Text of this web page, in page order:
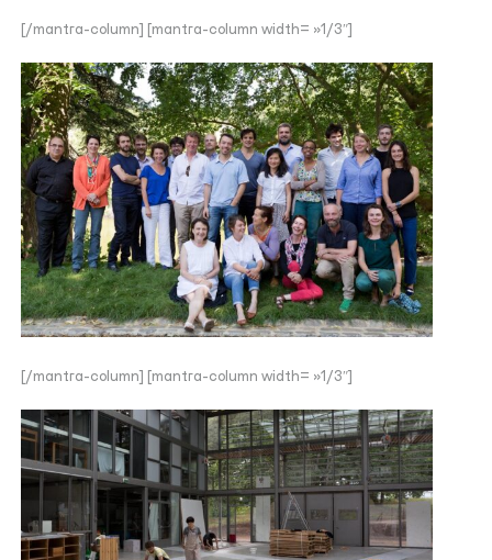
[/mantra-column] [mantra-column width= »1/3″]
[/mantra-column] [mantra-column width= »1/3″]